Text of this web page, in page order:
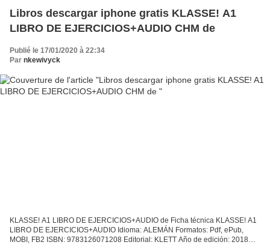
Libros descargar iphone gratis KLASSE! A1
LIBRO DE EJERCICIOS+AUDIO CHM de
Publié le 17/01/2020 à 22:34
Par nkewivyck
KLASSE! A1 LIBRO DE EJERCICIOS+AUDIO de Ficha técnica KLASSE! A1
LIBRO DE EJERCICIOS+AUDIO Idioma: ALEMÁN Formatos: Pdf, ePub,
MOBI, FB2 ISBN: 9783126071208 Editorial: KLETT Año de edición: 2018